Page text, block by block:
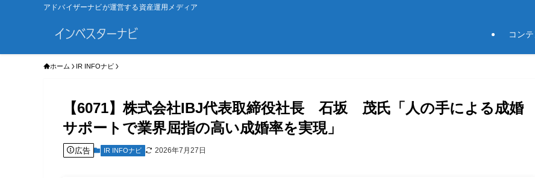
アドバイザーナビが運営する資産運用メディア
コン
ホーム IR INFOナビ
【6071】株式会社IBJ代表取締役社長 石坂 茂氏「人の手による成婚
サポートで業界屈指の高い成婚率を実現」
広告 IR INFOナビ 2026年7月27日